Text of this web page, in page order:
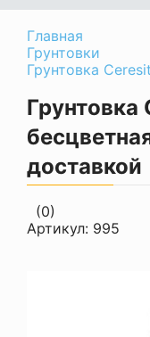
Главная
Грунтовки
Грунтовка
Грунтовка
доставкой
(0)
Артикул: 995